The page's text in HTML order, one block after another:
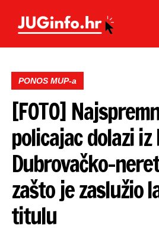
PONOS MUP-a
[FOTO]
policajac dolazi iz
Dubrovačko-
zašto je zaslužio
titulu